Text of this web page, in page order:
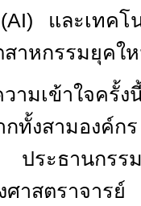
AI) และเทคโ
สาหกรรมยุคใ
ามเข้าใจครั้ง
กทั้งสามองค์
ระธานกรรม
ศาสตราจาร